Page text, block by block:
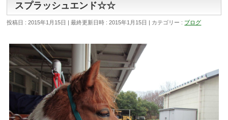
スプラッシュエンド☆☆
投稿日 : 2015年1月15日 最終更新日時 : 2015年1月15日 カテゴリー : ブログ